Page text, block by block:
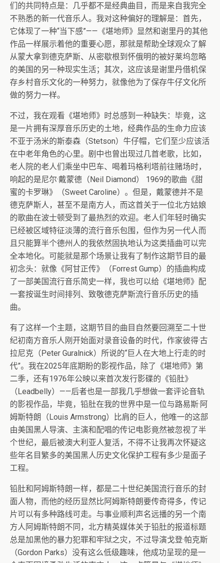
们的共同特点是：几乎都不是经典曲目，而是来自我完全
不熟悉的新一代音乐人。我对这种偏好的理解是：首先，
它体现了一种“当下感”——《堪地师》显然和谢里丹的其他
作品一样展示着他的重要心愿，那就是帮助全球观众了解
从蒙大拿到德克萨斯、从密歇根到怀俄明的被好莱坞忽略
的美国的另一种现实生活；其次，这应该是谢里丹借机保
存乡村音乐文化的一种努力，就像他为了保存牛仔文化所
做的努力一样。
不过，我在观看《堪地师》时总感到一种缺失：毕竟，这
是一片拥有深厚音乐历史的土地，经典作品的生命力应该
不亚于汤米的斯泰森（Stetson）牛仔帽，它们至少应该活
在中老年角色的心里。剧中也曾出现过几首老歌，比如，
老人院的老人们乘坐中巴车、喝着玛格利塔前往赌场时，
响起的是尼尔·戴蒙德（Neil Diamond） 1969的歌曲《甜
蜜的卡罗琳》（Sweet Caroline）。但是，戴蒙德并不是
德克萨斯人，甚至不是南方人，而这首关于一位北方姑娘
的歌曲在波士顿受到了最热烈的欢迎。老人们年轻时确实
已经被区域特征淡薄的流行音乐包围，但作为另一代人而
且只能算半个德州人的我依然固执地认为这类插曲可以完
全本地化。可能就是那个场景让我有了制作这期节目的最
初念头：就像《阿甘正传》（Forrest Gump）的插曲构成
了一部美国流行音乐简史一样，我也可以给《堪地师》配
一套按诞生时间排列、致敬德克萨斯流行音乐历史的插
曲。
有了这样一个主题，这期节目的曲目自然要回溯至二十世
纪初南方音乐人刚开始面对录音设备的时代，作家彼得·古
拉尼克（Peter Guralnick）所说的“巨人在大地上行走的时
代”。我在2025年底期盼的影视作品，除了《堪地师》第
二季，还有1976年公映以来首次发行影碟的《铅肚》
（Leadbelly）——后者也是一部我几乎想做一套评论音轨
的影视作品，毕竟，铅肚在我的世界中是一位与路易斯·阿
姆斯特朗（Louis Armstrong）比肩的巨人，他唯一的这部
由美国黑人导演、主演和配唱的传记电影竟然被忽视了半
个世纪，最后被澳大利亚人复活，不得不让我再次怀疑这
些年名目繁多的美国黑人历史文化保护工程有多少是面子
工程。
铅肚和阿姆斯特朗一样，都是二十世纪美国流行音乐的封
面人物，而他的经历显然比阿姆斯特朗要传奇得多，传记
片可以有多种路线可走。与事业顺利声名远播的另一个南
方人阿姆斯特朗不同，北方精英媒体关于铅肚的报道标题
总是加黑他的暴力犯罪和牢狱之灾，不过导演戈登·帕克斯
（Gordon Parks）没有这么低级趣味，他成功呈现的是一